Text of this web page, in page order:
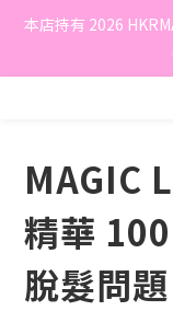
本店持有 2026
MAGIC
精華
脫髮問題